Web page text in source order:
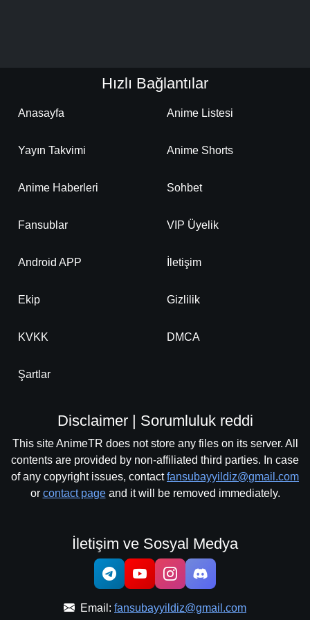
Hızlı Bağlantılar
Anasayfa Anime Listesi
Yayın Takvimi Anime Shorts
Anime Haberleri Sohbet
Fansublar VIP Üyelik
Android APP İletişim
Ekip Gizlilik
KVKK DMCA
Şartlar
Disclaimer | Sorumluluk reddi
This site AnimeTR does not store any files on its server. All
contents are provided by non-affiliated third parties. In case
of any copyright issues, contactfansubayyildiz@gmail.com
or contact pageand it will be removed immediately.
İletişim ve Sosyal Medya
Email: fansubayyildiz@gmail.com